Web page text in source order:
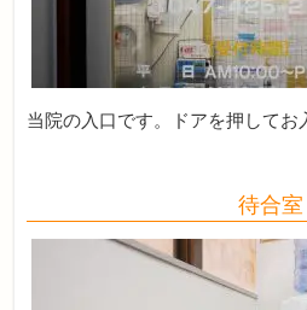
当院の入口です。ドアを押してお
待合室